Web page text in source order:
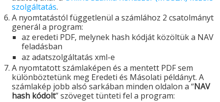
szolgáltatás.
A nyomtatástól függetlenül a számlához 2 csatolmányt
generál a program:
az eredeti PDF, melynek hash kódját közöltük a NAV
feladásban
az adatszolgáltatás xml-e
A nyomtatott számlaképen és a mentett PDF sem
különböztetünk meg Eredeti és Másolati példányt. A
számlakép jobb alsó sarkában minden oldalon a “NAV
hash kódolt” szöveget tünteti fel a program: